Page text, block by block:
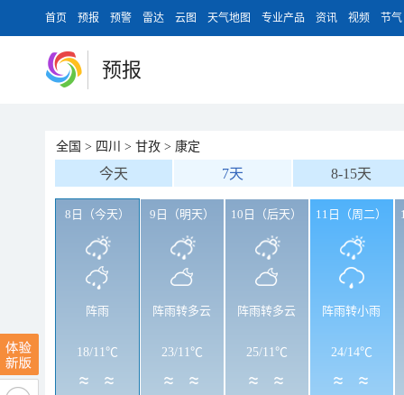
首页 预报 预警 雷达 云图 天气地图 专业产品 资讯 视频 节气
预报
全国 > 四川 > 甘孜 > 康定
今天 7天 8-15天
8日（今天）
阵雨
18/11℃
9日（明天）
阵雨转多云
23/11℃
10日（后天）
阵雨转多云
25/11℃
11日（周二）
阵雨转小雨
24/14℃